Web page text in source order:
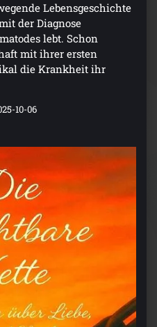
Lebensgeschichte
der Diagnose
lebt. Schon
mit ihrer ersten
die Krankheit ihr
10-06